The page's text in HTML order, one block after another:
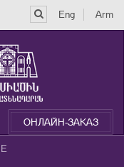
Eng Arm
ОНЛАЙН-ЗАКАЗ